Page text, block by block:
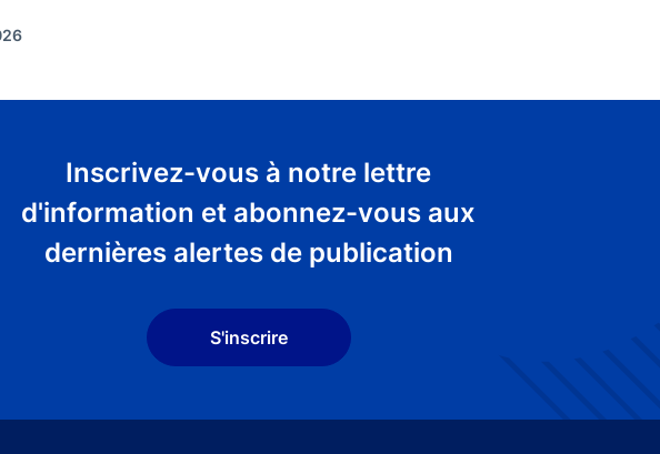
Inscrivez-vous à notre lettre
d'information et abonnez-vous aux
dernières alertes de publication
S'inscrire